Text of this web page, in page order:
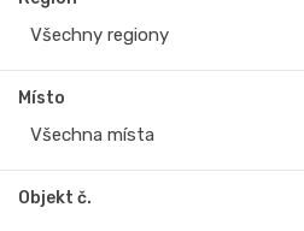
Všechny regiony
Místo
Všechna místa
Objekt č.